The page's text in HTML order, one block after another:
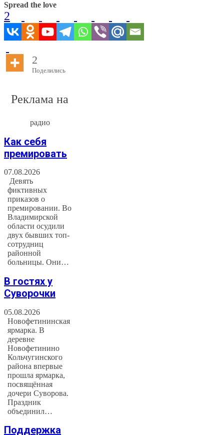
Spread the love
2
2
Поделились
Реклама на
радио
Как себя
премировать
07.08.2026
Девять
фиктивных
приказов о
премировании. Во
Владимирской
области осудили
двух бывших топ-
сотрудниц
районной
больницы. Они…
В гостях у
Суворочки
05.08.2026
Новофетининская
ярмарка. В
деревне
Новофетинино
Кольчугинского
района впервые
прошла ярмарка,
посвящённая
дочери Суворова.
Праздник
объединил…
Поддержка